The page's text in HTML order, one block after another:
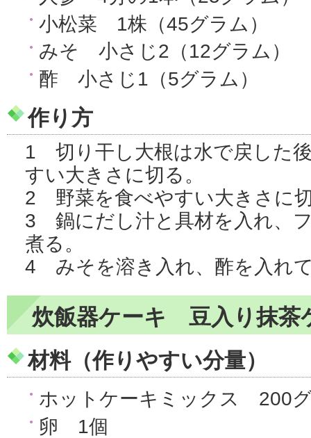
小松菜 1株（45グラム）
みそ 小さじ2（12グラム）
酢 小さじ1（5グラム）
作り方
1 切り干し大根は水で戻した
すい大きさに切る。
2 野菜を食べやすい大きさに
3 鍋にだし汁と具材を入れ、
煮る。
4 みそを溶き入れ、酢を入れ
炊飯器ケーキ 豆入り抹茶
材料（作りやすい分量）
ホットケーキミックス 200
卵 1個